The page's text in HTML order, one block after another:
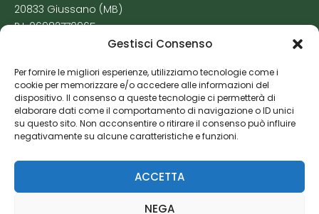
Gestisci Consenso
Per fornire le migliori esperienze, utilizziamo tecnologie come i
cookie per memorizzare e/o accedere alle informazioni del
dispositivo. Il consenso a queste tecnologie ci permetterà di
elaborare dati come il comportamento di navigazione o ID unici
su questo sito. Non acconsentire o ritirare il consenso può influire
negativamente su alcune caratteristiche e funzioni.
ACCETTA
NEGA
20833 Giussano (MB)
P.I. 06982770965
Cookie Policy
Risorse Aggiuntive